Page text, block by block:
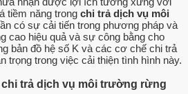
tiềm năng trong chi trả dịch vụ môi
có sự cải tiến trong phương pháp và
cao hiệu quả và sự công bằng cho
bản đồ hệ số K và các cơ chế chi trả
trọng trong việc cải thiện tình hình này.
trả dịch vụ môi trường rừng